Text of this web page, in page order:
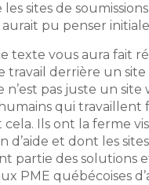
sites de
aurait pu penser
texte vous aura fait
travail derrière un site
n’est pas juste un site
qui travaillent
Ils ont la ferme
d’aide et dont les
partie des solutions
PME québécoises